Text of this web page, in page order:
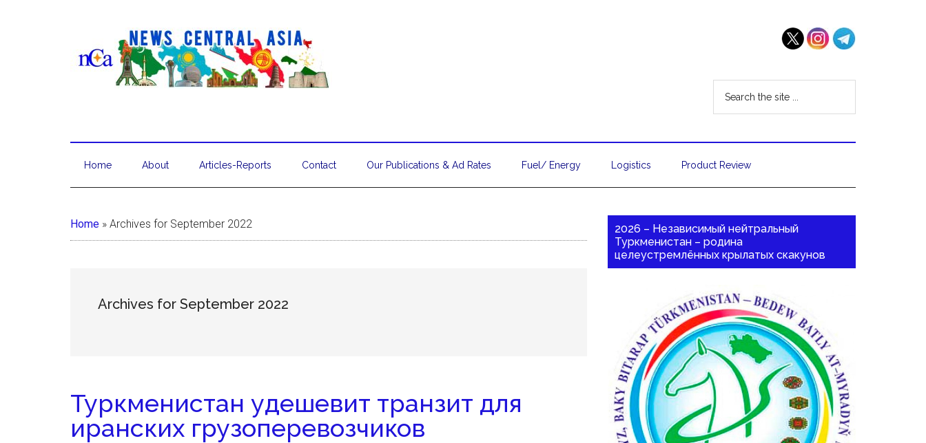
Home About Articles-Reports Contact Our Publications & Ad Rates Fuel/ Energy Logistics Product Review
Home » Archives for September 2022
Archives for September 2022
Туркменистан удешевит транзит для
иранских грузоперевозчиков
2026 – Независимый нейтральный
Туркменистан – родина
целеустремлённых крылатых скакунов